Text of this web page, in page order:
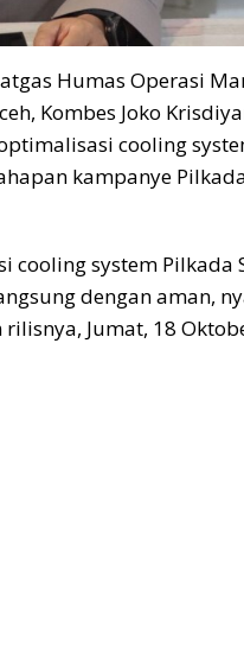
Humas Operasi
Kombes Joko
cooling
kampanye
cooling system Pilkada
dengan aman,
rilisnya, Jumat, 18